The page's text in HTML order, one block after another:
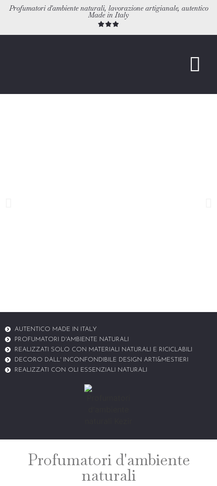
Profumatori d'ambiente naturali, lavorazione artigianale, autentico
Made in Italy
AUTENTICO MADE IN ITALY
PROFUMATORI D'AMBIENTE NATURALI
REALIZZATI SOLO CON MATERIALI NATURALI E RICICLABILI
DECORO DALL' INCONFONDIBILE DESIGN ARTI&MESTIERI
REALIZZATI CON OLI ESSENZIALI NATURALI
Profumatori d'ambiente
naturali